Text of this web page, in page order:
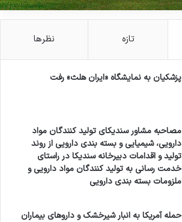
تازه نظرها
پزشکیان به نمایشگاه «ایران هلث» رفت
مصاحبه مشاور سندیکای تولید کنندگان مواد
دارویی، شیمیایی و بسته بندی دارویی از روند
تولید و اقدامات دبیرخانه سندیکا در راستای
خدمت رسانی به تولید کنندگان مواد دارویی و
ملزومات بسته بندی دارویی
حمله آمریکا به انبار شیرخشک و داروهای بیماران